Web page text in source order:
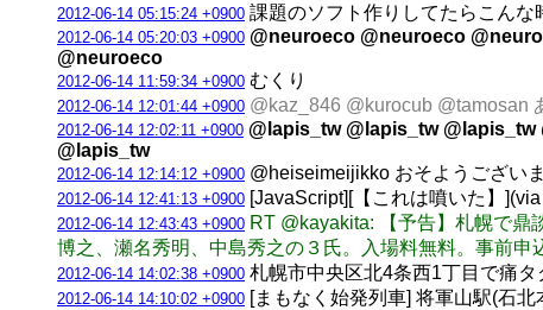
2012-06-14 05:15:24 +0900 課題のソフト作りしてたらこん
2012-06-14 05:20:03 +0900 @neuroeco @neuroeco
@neuroeco
2012-06-14 11:59:34 +0900 むくり
2012-06-14 12:01:44 +0900 @kaz_846 @kurocub @tamosan
2012-06-14 12:02:11 +0900 @lapis_tw @lapis_tw
@lapis_tw
2012-06-14 12:14:12 +0900 @heiseimeijikko おそようござい
2012-06-14 12:41:13 +0900 [JavaScript][【これは噴いた】
2012-06-14 12:43:43 +0900 RT @kayakita: 【予告】札幌で
博之、瀬名秀明、中島秀之の３氏。入場料無料。事前申
2012-06-14 14:02:38 +0900 札幌市中央区北4条西1丁目で痛
2012-06-14 14:10:02 +0900 [まもなく始発列車] 将軍山駅(石